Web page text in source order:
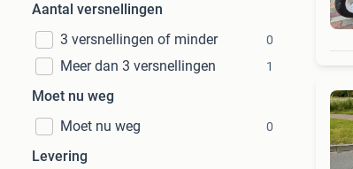
Aantal versnellingen
3 versnellingen of minder
0
Meer dan 3 versnellingen 1
Moet nu weg
Moet nu weg
0
Levering